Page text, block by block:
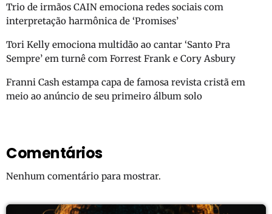
Trio de irmãos CAIN emociona redes sociais com
interpretação harmônica de ‘Promises’
Tori Kelly emociona multidão ao cantar ‘Santo Pra
Sempre’ em turnê com Forrest Frank e Cory Asbury
Franni Cash estampa capa de famosa revista cristã em
meio ao anúncio de seu primeiro álbum solo
Comentários
Nenhum comentário para mostrar.